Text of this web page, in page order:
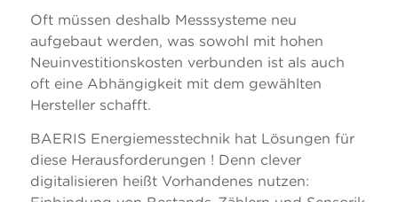
Oft müssen deshalb Messsysteme neu
aufgebaut werden, was sowohl mit hohen
Neuinvestitionskosten verbunden ist als auch
oft eine Abhängigkeit mit dem gewählten
Hersteller schafft.
BAERIS Energiemesstechnik hat Lösungen für
diese Herausforderungen ! Denn clever
digitalisieren heißt Vorhandenes nutzen: